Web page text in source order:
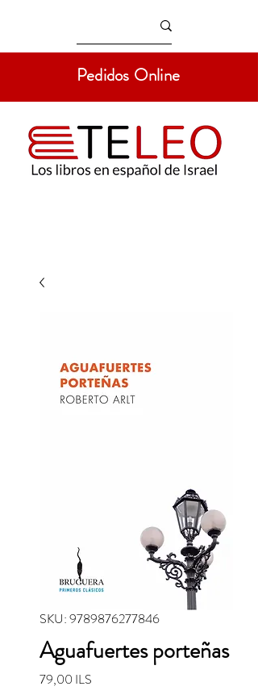
Pedidos Online
SKU: 9789876277846
Aguafuertes porteñas
79,00 ILS